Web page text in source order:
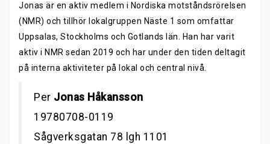
Jonas är en aktiv medlem i Nordiska motståndsrörelsen
(NMR) och tillhör lokalgruppen Näste 1 som omfattar
Uppsalas, Stockholms och Gotlands län. Han har varit
aktiv i NMR sedan 2019 och har under den tiden deltagit
på interna aktiviteter på lokal och central nivå.
Per Jonas Håkansson
19780708-0119
Sågverksgatan 78 lgh 1101